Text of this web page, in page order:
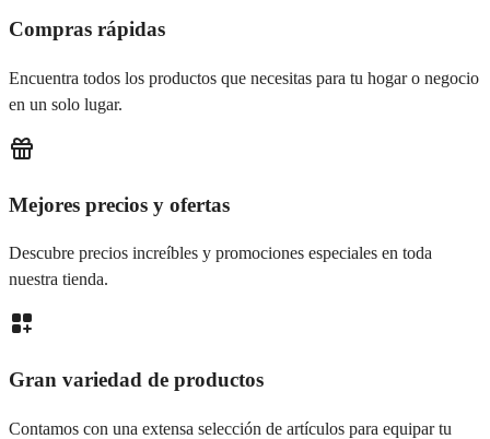
Compras rápidas
Encuentra todos los productos que necesitas para tu hogar o negocio
en un solo lugar.
Mejores precios y ofertas
Descubre precios increíbles y promociones especiales en toda
nuestra tienda.
Gran variedad de productos
Contamos con una extensa selección de artículos para equipar tu